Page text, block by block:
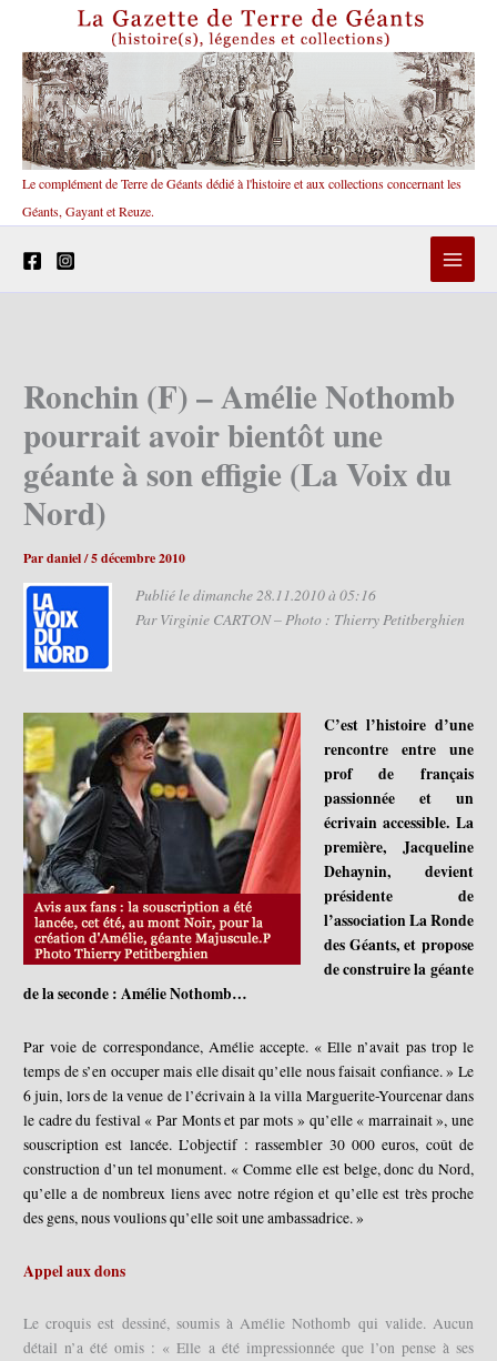
contenu
Le complément de Terre de Géants dédié à l'histoire et aux collections concernant les
Géants, Gayant et Reuze.
Ronchin (F) – Amélie Nothomb
pourrait avoir bientôt une
géante à son effigie (La Voix du
Nord)
Pardaniel/5 décembre 2010
Publié le dimanche 28.11.2010 à 05:16
Par Virginie CARTON – Photo : Thierry Petitberghien
C’est l’histoire d’une
rencontre entre une
prof de français
passionnée et un
écrivain accessible. La
première, Jacqueline
Dehaynin, devient
présidente de
l’association La Ronde
des Géants, et propose
de construire la géante
de la seconde : Amélie Nothomb…
Par voie de correspondance, Amélie accepte. « Elle n’avait pas trop le
temps de s’en occuper mais elle disait qu’elle nous faisait confiance. » Le
6 juin, lors de la venue de l’écrivain à la villa Marguerite-Yourcenar dans
le cadre du festival « Par Monts et par mots » qu’elle « marrainait », une
souscription est lancée. L’objectif : rassembler 30 000 euros, coût de
construction d’un tel monument. « Comme elle est belge, donc du Nord,
qu’elle a de nombreux liens avec notre région et qu’elle est très proche
des gens, nous voulions qu’elle soit une ambassadrice. »
Appel aux dons
Le croquis est dessiné, soumis à Amélie Nothomb qui valide. Aucun
détail n’a été omis : « Elle a été impressionnée que l’on pense à ses